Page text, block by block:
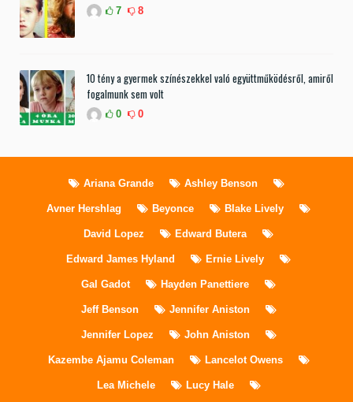
7 8
10 tény a gyermek színészekkel való együttműködésről, amiről
fogalmunk sem volt
0 0
Ariana Grande Ashley Benson
Avner Hershlag Beyonce Blake Lively
David Lopez Edward Butera
Edward James Hyland Ernie Lively
Gal Gadot Hayden Panettiere
Jeff Benson Jennifer Aniston
Jennifer Lopez John Aniston
Kazembe Ajamu Coleman Lancelot Owens
Lea Michele Lucy Hale